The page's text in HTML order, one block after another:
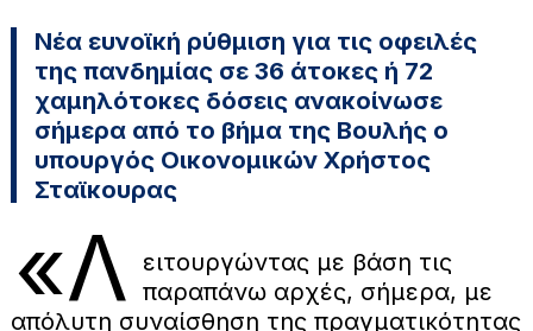
Νέα ευνοϊκή ρύθμιση για τις οφειλές
της πανδημίας σε 36 άτοκες ή 72
χαμηλότοκες δόσεις ανακοίνωσε
σήμερα από το βήμα της Βουλής ο
υπουργός Οικονομικών Χρήστος
Σταϊκουρας
«Λ
ειτουργώντας με βάση τις
παραπάνω αρχές, σήμερα, με
απόλυτη συναίσθηση της πραγματικότητας